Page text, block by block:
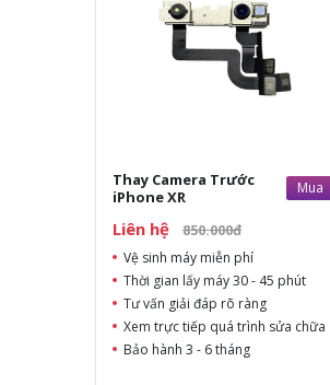
Thay Camera Trước
iPhone XR
Mua
Liên hệ 850.000đ
Vệ sinh máy miễn phí
Thời gian lấy máy 30 - 45 phút
Tư vấn giải đáp rõ ràng
Xem trực tiếp quá trình sửa chữa
Bảo hành 3 - 6 tháng